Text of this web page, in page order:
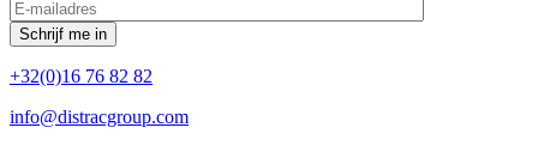
+32(0)16 76 82 82
info@distracgroup.com